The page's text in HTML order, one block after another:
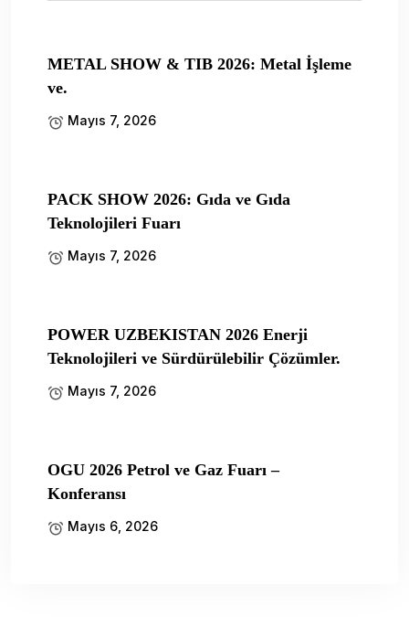
METAL SHOW & TIB 2026: Metal İşleme
ve.
Mayıs 7, 2026
PACK SHOW 2026: Gıda ve Gıda
Teknolojileri Fuarı
Mayıs 7, 2026
POWER UZBEKISTAN 2026 Enerji
Teknolojileri ve Sürdürülebilir Çözümler.
Mayıs 7, 2026
OGU 2026 Petrol ve Gaz Fuarı –
Konferansı
Mayıs 6, 2026